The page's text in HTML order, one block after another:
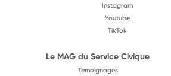
Instagram
Youtube
TikTok
Le MAG du Service Civique
Témoignages